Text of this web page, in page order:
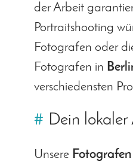
der Arbeit
Portraitshooting
Fotografen oder
Fotografen in
verschiedensten
# Dein
Unsere